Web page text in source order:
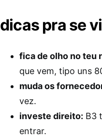
dicas pra se
fica de olho no teu
que vem, tipo uns
muda os
vez.
investe direito: B3
entrar.